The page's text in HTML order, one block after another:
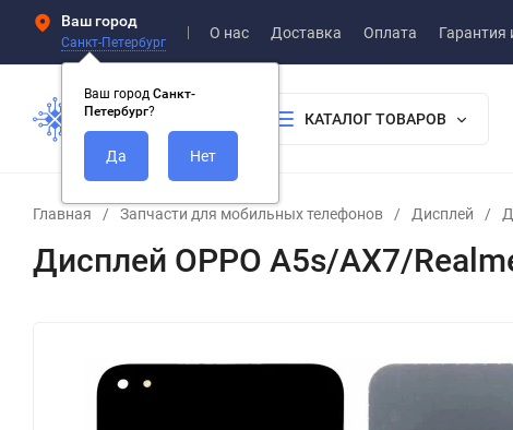
Ваш город
Санкт-Петербург
Ваш город Санкт-
Петербург?
О нас Доставка Оплата Гарантия
КАТАЛОГ ТОВАРОВ
Главная / Запчасти для мобильных телефонов / Дисплей /
Дисплей OPPO A5s/AX7/